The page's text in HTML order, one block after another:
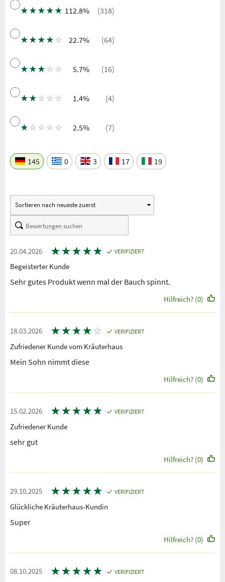
★ ★ ★ ★ ★ 112.8% (318)
★ ★ ★ ★ ☆ 22.7% (64)
★ ★ ★ ☆ ☆ 5.7% (16)
★ ★ ☆ ☆ ☆ 1.4% (4)
★ ☆ ☆ ☆ ☆ 2.5% (7)
145 0 3 17 19
20.04.2026 ★★★★★ VERIFIZIERT
Begeisterter Kunde
Sehr gutes Produkt wenn mal der Bauch spinnt.
Hilfreich? (0)
18.03.2026 ★★★★ ☆ VERIFIZIERT
Zufriedener Kunde vom Kräuterhaus
Mein Sohn nimmt diese
Hilfreich? (0)
15.02.2026 ★★★★★ VERIFIZIERT
Zufriedener Kunde
sehr gut
Hilfreich? (0)
29.10.2025 ★★★★★ VERIFIZIERT
Glückliche Kräuterhaus-Kundin
Super
Hilfreich? (0)
08.10.2025 ★★★★★ VERIFIZIERT